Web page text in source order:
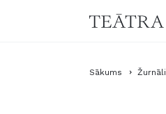
Sākums Žurnāli